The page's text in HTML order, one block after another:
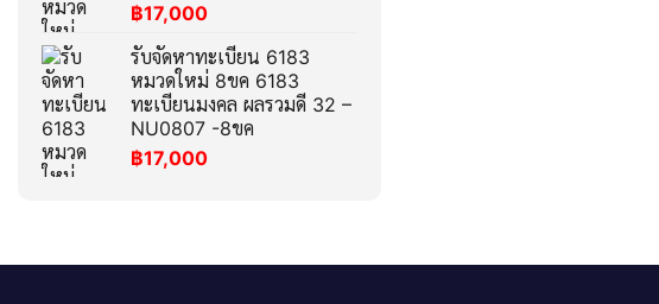
฿17,000
รับจัดหาทะเบียน 6183
หมวดใหม่ 8ขค 6183
ทะเบียนมงคล ผลรวมดี 32 –
NU0807 -8ขค
฿17,000